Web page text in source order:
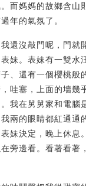
而媽媽的故鄉含山
年的氣氛了。
還沒敲門呢，門就
妹。表妹有一雙水
、還有一個櫻桃般
哇塞，上面的墻幾
我在舅舅家和電腦
兩的眼睛都紅通通
妹決定，晚上休息
旁邊看。看著看著